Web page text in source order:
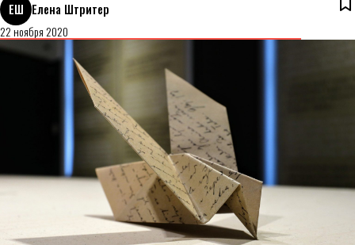
ЕШ Елена Штритер
22 ноября 2020